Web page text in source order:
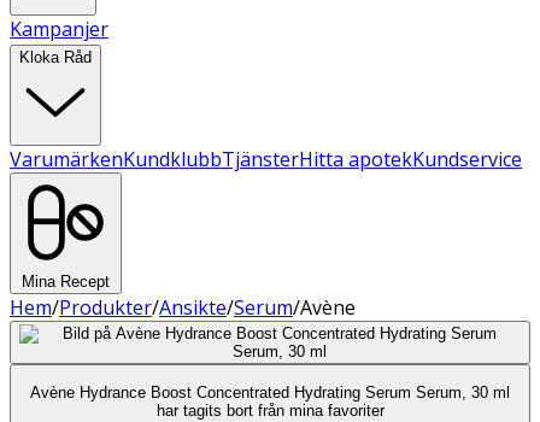
Kampanjer
Kloka Råd
VarumärkenKundklubbTjänsterHitta apotekKundservice
Mina Recept
Hem/Produkter/Ansikte/Serum/Avène
Avène Hydrance Boost Concentrated Hydrating Serum Serum, 30 ml
har tagits bort från mina favoriter